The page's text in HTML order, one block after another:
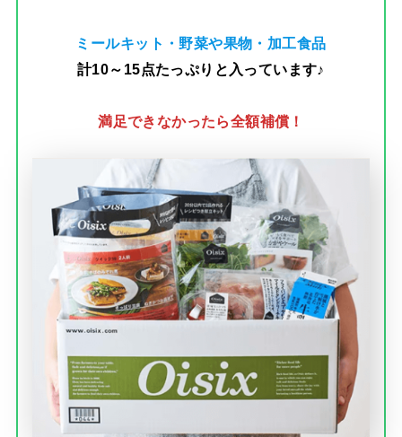
ミールキット・野菜や果物・加工食品
計10～15点たっぷりと入っています♪
満足できなかったら全額補償！